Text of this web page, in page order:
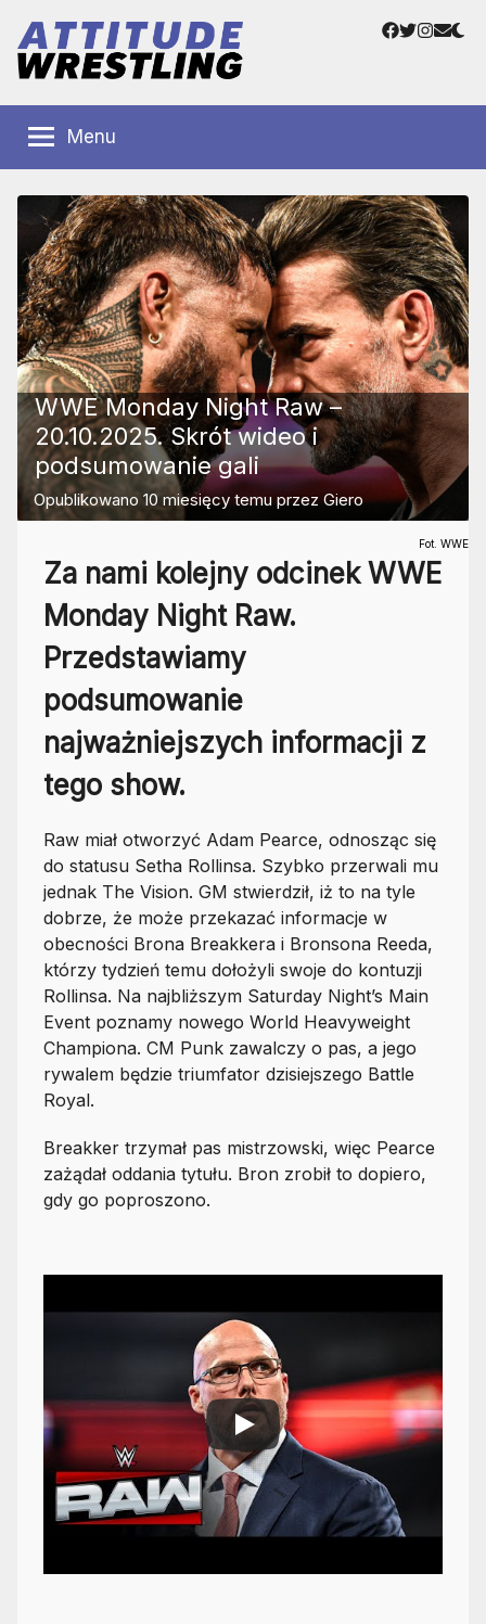
treści
Wrestling
Polska
Wrestlingu
Facebook
Twitter
Menu
Fot. WWE
WWE Monday Night Raw –
20.10.2025. Skrót wideo i
podsumowanie gali
Opublikowano 10 miesięcy temuprzezGiero
Za nami kolejny odcinek WWE
Monday Night Raw.
Przedstawiamy
podsumowanie
najważniejszych informacji z
tego show.
Raw miał otworzyć Adam Pearce, odnosząc się
do statusu Setha Rollinsa. Szybko przerwali mu
jednak The Vision. GM stwierdził, iż to na tyle
dobrze, że może przekazać informacje w
obecności Brona Breakkera i Bronsona Reeda,
którzy tydzień temu dołożyli swoje do kontuzji
Rollinsa. Na najbliższym Saturday Night’s Main
Event poznamy nowego World Heavyweight
Championa. CM Punk zawalczy o pas, a jego
rywalem będzie triumfator dzisiejszego Battle
Royal.
Breakker trzymał pas mistrzowski, więc Pearce
zażądał oddania tytułu. Bron zrobił to dopiero,
gdy go poproszono.